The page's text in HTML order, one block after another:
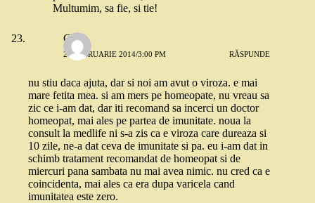
Multumim, sa fie, si tie!
Cris
26 FEBRUARIE 2014/3:00 PM RĂSPUNDE
nu stiu daca ajuta, dar si noi am avut o viroza. e mai
mare fetita mea. si am mers pe homeopate, nu vreau sa
zic ce i-am dat, dar iti recomand sa incerci un doctor
homeopat, mai ales pe partea de imunitate. noua la
consult la medlife ni s-a zis ca e viroza care dureaza si
10 zile, ne-a dat ceva de imunitate si pa. eu i-am dat in
schimb tratament recomandat de homeopat si de
miercuri pana sambata nu mai avea nimic. nu cred ca e
coincidenta, mai ales ca era dupa varicela cand
imunitatea este zero.